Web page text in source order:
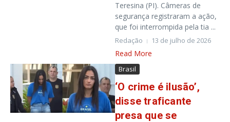
Teresina (PI). Câmeras de
segurança registraram a ação,
que foi interrompida pela tia ...
Redação 13 de julho de 2026
Read More
Brasil
‘O crime é ilusão’,
disse traficante
presa que se